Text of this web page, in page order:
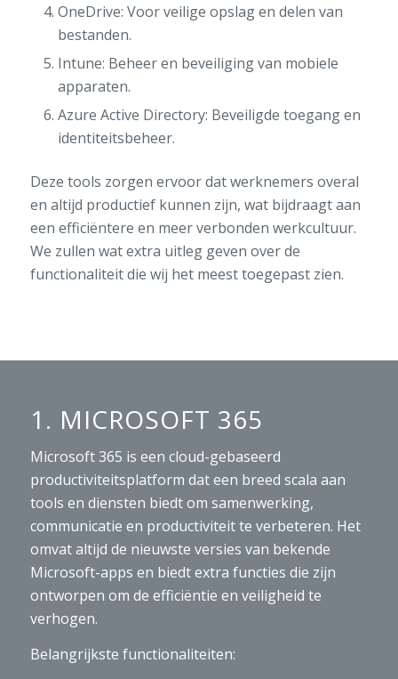
OneDrive: Voor veilige opslag en delen van
bestanden.
Intune: Beheer en beveiliging van mobiele
apparaten.
Azure Active Directory: Beveiligde toegang en
identiteitsbeheer.
Deze tools zorgen ervoor dat werknemers overal
en altijd productief kunnen zijn, wat bijdraagt aan
een efficiëntere en meer verbonden werkcultuur.
We zullen wat extra uitleg geven over de
functionaliteit die wij het meest toegepast zien.
1. MICROSOFT 365
Microsoft 365 is een cloud-gebaseerd
productiviteitsplatform dat een breed scala aan
tools en diensten biedt om samenwerking,
communicatie en productiviteit te verbeteren. Het
omvat altijd de nieuwste versies van bekende
Microsoft-apps en biedt extra functies die zijn
ontworpen om de efficiëntie en veiligheid te
verhogen.
Belangrijkste functionaliteiten: